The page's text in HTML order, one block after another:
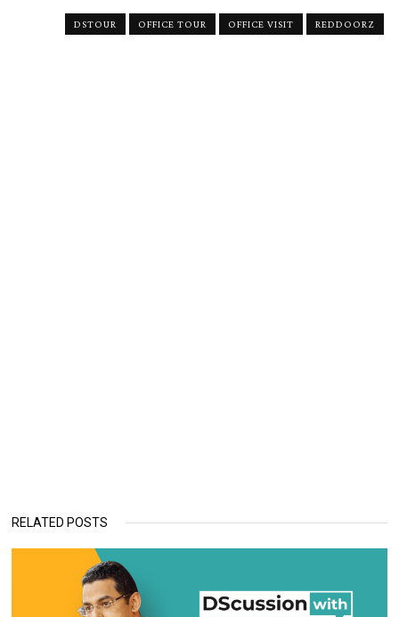
DSTOUR OFFICE TOUR OFFICE VISIT REDDOORZ
RELATED POSTS